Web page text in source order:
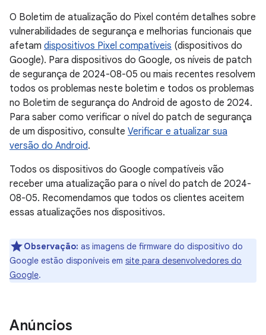
O Boletim de atualização do Pixel contém detalhes sobre
vulnerabilidades de segurança e melhorias funcionais que
afetam dispositivos Pixel compatíveis (dispositivos do
Google). Para dispositivos do Google, os níveis de patch
de segurança de 2024-08-05 ou mais recentes resolvem
todos os problemas neste boletim e todos os problemas
no Boletim de segurança do Android de agosto de 2024.
Para saber como verificar o nível do patch de segurança
de um dispositivo, consulte Verificar e atualizar sua
versão do Android.
Todos os dispositivos do Google compatíveis vão
receber uma atualização para o nível do patch de 2024-
08-05. Recomendamos que todos os clientes aceitem
essas atualizações nos dispositivos.
Observação: as imagens de firmware do dispositivo do
Google estão disponíveis em site para desenvolvedores do
Google.
Anúncios